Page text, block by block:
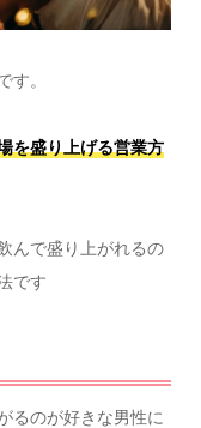
。
を盛り上げる営業方
んで盛り上がれるの
です
るのが好きな男性に